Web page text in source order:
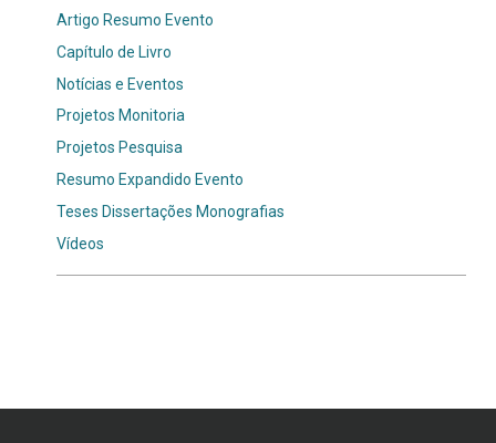
Artigo Resumo Evento
Capítulo de Livro
Notícias e Eventos
Projetos Monitoria
Projetos Pesquisa
Resumo Expandido Evento
Teses Dissertações Monografias
Vídeos